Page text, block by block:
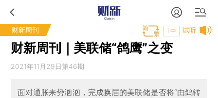
财新周刊 试听
T中
财新周刊｜美联储“鸽鹰”之变
2021年11月29日第46期
面对通胀来势汹汹，完成换届的美联储是否将“由鸽转